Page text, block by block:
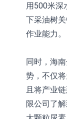
用500米深
下采油树
作业能力。
同时，海
势，不仅
且将产业
限公司了